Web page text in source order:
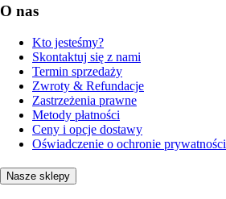
O nas
Kto jesteśmy?
Skontaktuj się z nami
Termin sprzedaży
Zwroty & Refundacje
Zastrzeżenia prawne
Metody płatności
Ceny i opcje dostawy
Oświadczenie o ochronie prywatności
Nasze sklepy